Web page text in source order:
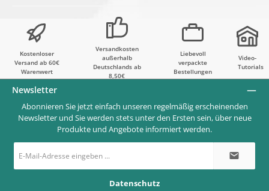
Kostenloser
Versand ab 60€
Warenwert
Versandkosten
außerhalb
Deutschlands ab
8,50€
Liebevoll
verpackte
Bestellungen
Video-
Tutorials
Newsletter
Abonnieren Sie jetzt einfach unseren regelmäßig erscheinenden
Newsletter und Sie werden stets unter den Ersten sein, über neue
Produkte und Angebote informiert werden.
Mail-
*
Datenschutz